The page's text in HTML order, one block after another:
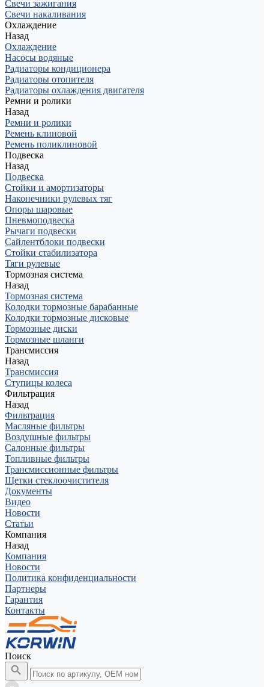
Свечи зажигания
Свечи накаливания
Охлаждение
Назад
Охлаждение
Насосы водяные
Радиаторы кондиционера
Радиаторы отопителя
Радиаторы охлаждения двигателя
Ремни и ролики
Назад
Ремни и ролики
Ремень клиновой
Ремень поликлиновой
Подвеска
Назад
Подвеска
Стойки и амортизаторы
Наконечники рулевых тяг
Опоры шаровые
Пневмоподвеска
Рычаги подвески
Сайлентблоки подвески
Стойки стабилизатора
Тяги рулевые
Тормозная система
Назад
Тормозная система
Колодки тормозные барабанные
Колодки тормозные дисковые
Тормозные диски
Тормозные шланги
Трансмиссия
Назад
Трансмиссия
Ступицы колеса
Фильтрация
Назад
Фильтрация
Масляные фильтры
Воздушные фильтры
Салонные фильтры
Топливные фильтры
Трансмиссионные фильтры
Щетки стеклоочистителя
Документы
Видео
Новости
Статьи
Компания
Назад
Компания
Новости
Политика конфиденциальности
Партнеры
Гарантия
Контакты
Поиск